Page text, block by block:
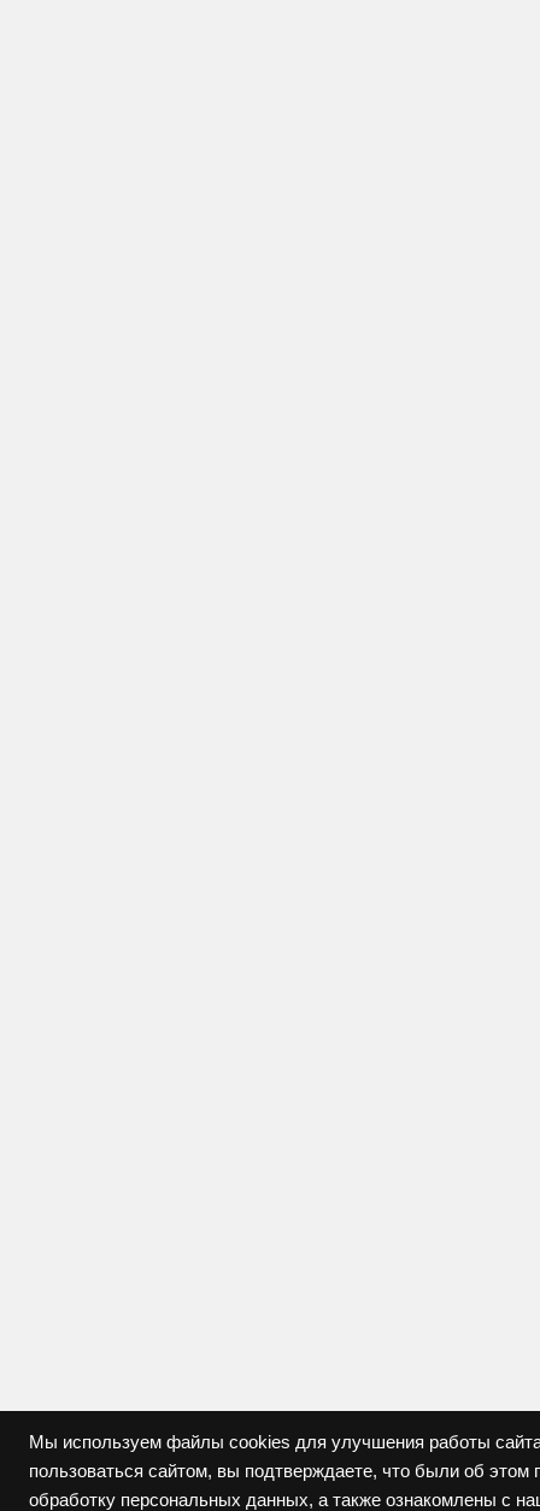
Мы используем файлы cookies для улучшения работы
пользоваться сайтом, вы подтверждаете, что были об
обработку персональных данных, а также ознакомлены с